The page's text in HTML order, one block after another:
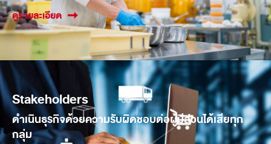
ดูรายละเอียด
Stakeholders
ดำเนินธุรกิจด้วยความรับผิดชอบต่อผู้มีส่วนได้เสียทุก
กลุ่ม